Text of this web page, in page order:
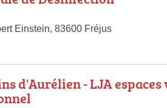
Einstein, 83600 Fréjus
d'Aurélien - LJA